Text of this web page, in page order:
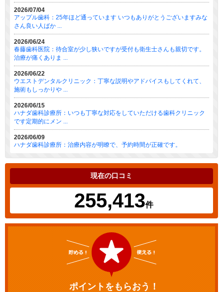
2026/07/04
アップル歯科：25年ほど通っています いつもありがとうございますみな
さん良い人ばか ...
2026/06/24
春藤歯科医院：待合室が少し狭いですが受付も衛生士さんも親切です。
治療が痛くありま ...
2026/06/22
ウエストデンタルクリニック：丁寧な説明やアドバイスもしてくれて、
施術もしっかりや ...
2026/06/15
ハナダ歯科診療所：いつも丁寧な対応をしていただける歯科クリニック
です定期的にメン ...
2026/06/09
ハナダ歯科診療所：治療内容が明瞭で、予約時間が正確です。
現在の口コミ
255,413件
ポイントをもらおう！